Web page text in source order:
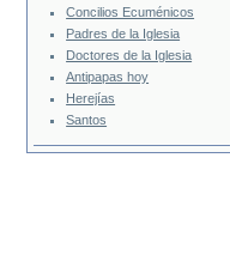
Concilios Ecuménicos
Padres de la Iglesia
Doctores de la Iglesia
Antipapas hoy
Herejías
Santos